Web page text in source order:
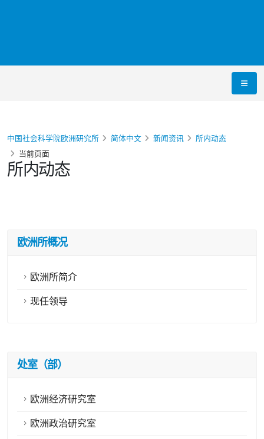
所内动态
中国社会科学院欧洲研究所 简体中文 新闻资讯
所内动态
当前页面
欧洲所概况
欧洲所简介
现任领导
处室（部）
欧洲经济研究室
欧洲政治研究室